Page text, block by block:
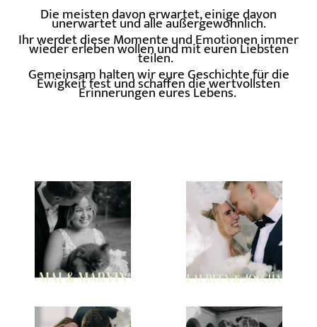
Die meisten davon erwartet, einige davon
unerwartet und alle außergewöhnlich.
Ihr werdet diese Momente und Emotionen immer
wieder erleben wollen und mit euren Liebsten
teilen.
Gemeinsam halten wir eure Geschichte für die
Ewigkeit fest und schaffen die wertvollsten
Erinnerungen eures Lebens.